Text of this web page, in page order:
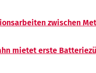
zwischen
mietet erste